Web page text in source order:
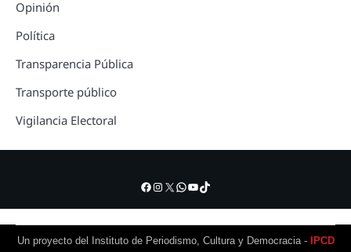
Opinión
Política
Transparencia Pública
Transporte público
Vigilancia Electoral
Facebook
Instagram
X WhatsApp
YouTube
TikTok
Un proyecto del Instituto de Periodismo, Cultura y Democracia -
IPCD